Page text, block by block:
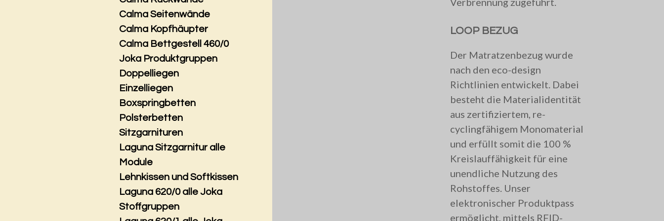
LOOP BEZUG
Der Matratzenbezug wurde
nach den eco-design
Richtlinien entwickelt. Dabei
besteht die Materialidentität
aus zertifiziertem, re-
cyclingfähigem Monomaterial
und erfüllt somit die 100 %
Kreislauffähigkeit für eine
unendliche Nutzung des
Rohstoffes. Unser
elektronischer Produktpass
ermöglicht, mittels RFID-
Calma Seitenwände
Calma Kopfhäupter
Calma Bettgestell 460/0
Joka Produktgruppen
Doppelliegen
Einzelliegen
Boxspringbetten
Polsterbetten
Sitzgarnituren
Laguna Sitzgarnitur alle
Module
Lehnkissen und Softkissen
Laguna 620/0 alle Joka
Stoffgruppen